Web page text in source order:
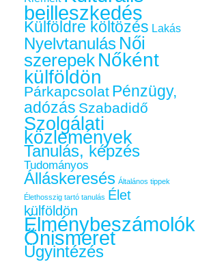
beilleszkedés
Külföldre költözés Lakás
Nyelvtanulás Női
szerepek Nőként
külföldön
Párkapcsolat Pénzügy,
adózás Szabadidő
Szolgálati
közlemények
Tanulás, képzés
Tudományos
Álláskeresés Általános tippek
Élethosszig tartó tanulás Élet
külföldön
Élménybeszámolók
Önismeret
Ügyintézés